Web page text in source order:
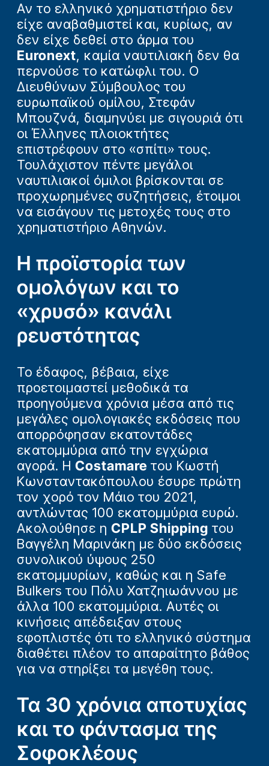
Αν το ελληνικό χρηματιστήριο δεν
είχε αναβαθμιστεί και, κυρίως, αν
δεν είχε δεθεί στο άρμα του
Euronext, καμία ναυτιλιακή δεν θα
περνούσε το κατώφλι του. Ο
Διευθύνων Σύμβουλος του
ευρωπαϊκού ομίλου, Στεφάν
Μπουζνά, διαμηνύει με σιγουριά ότι
οι Έλληνες πλοιοκτήτες
επιστρέφουν στο «σπίτι» τους.
Τουλάχιστον πέντε μεγάλοι
ναυτιλιακοί όμιλοι βρίσκονται σε
προχωρημένες συζητήσεις, έτοιμοι
να εισάγουν τις μετοχές τους στο
χρηματιστήριο Αθηνών.
Η προϊστορία των
ομολόγων και το
«χρυσό» κανάλι
ρευστότητας
Το έδαφος, βέβαια, είχε
προετοιμαστεί μεθοδικά τα
προηγούμενα χρόνια μέσα από τις
μεγάλες ομολογιακές εκδόσεις που
απορρόφησαν εκατοντάδες
εκατομμύρια από την εγχώρια
αγορά. Η Costamare του Κωστή
Κωνσταντακόπουλου έσυρε πρώτη
τον χορό τον Μάιο του 2021,
αντλώντας 100 εκατομμύρια ευρώ.
Ακολούθησε η CPLP Shipping του
Βαγγέλη Μαρινάκη με δύο εκδόσεις
συνολικού ύψους 250
εκατομμυρίων, καθώς και η Safe
Bulkers του Πόλυ Χατζηιωάννου με
άλλα 100 εκατομμύρια. Αυτές οι
κινήσεις απέδειξαν στους
εφοπλιστές ότι το ελληνικό σύστημα
διαθέτει πλέον το απαραίτητο βάθος
για να στηρίξει τα μεγέθη τους.
Τα 30 χρόνια αποτυχίας
και το φάντασμα της
Σοφοκλέους